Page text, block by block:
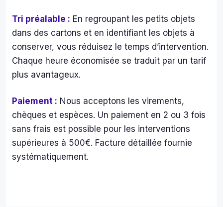
Tri préalable : En regroupant les petits objets
dans des cartons et en identifiant les objets à
conserver, vous réduisez le temps d’intervention.
Chaque heure économisée se traduit par un tarif
plus avantageux.
Paiement : Nous acceptons les virements,
chèques et espèces. Un paiement en 2 ou 3 fois
sans frais est possible pour les interventions
supérieures à 500€. Facture détaillée fournie
systématiquement.